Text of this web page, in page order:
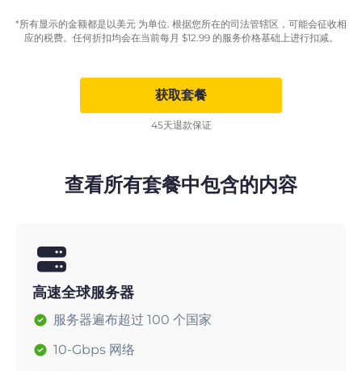
*所有显示的金额都是以美元 为单位. 根据您所在的司法管辖区，可能会征收相
应的税费。任何折扣均会在当前每月 $12.99的服务价格基础上进行扣减。
获取套餐
45天退款保证
查看所有套餐中包含的内容
高速全球服务器
服务器遍布超过 100 个国家
10-Gbps 网络